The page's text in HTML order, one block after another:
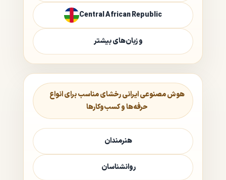
Central African Republic
و زبان‌های بیشتر
هوش مصنوعی ایرانی رخشای مناسب برای انواع
حرفه‌ها و کسب‌وکارها
هنرمندان
روانشناسان